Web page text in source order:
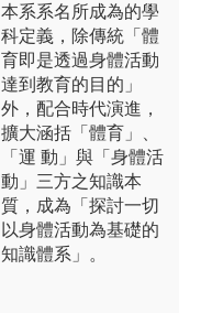
本系系名所成為的學
科定義，除傳統「體
育即是透過身體活動
達到教育的目的」
外，配合時代演進，
擴大涵括「體育」、
「運 動」與「身體活
動」三方之知識本
質，成為「探討一切
以身體活動為基礎的
知識體系」。